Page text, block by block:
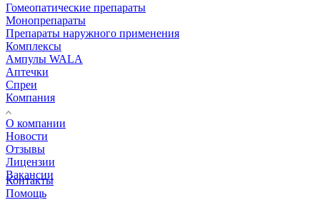
Гомеопатические препараты
Монопрепараты
Препараты наружного применения
Комплексы
Ампулы WALA
Аптечки
Спреи
Компания
О компании
Новости
Отзывы
Лицензии
Вакансии
Контакты
Помощь